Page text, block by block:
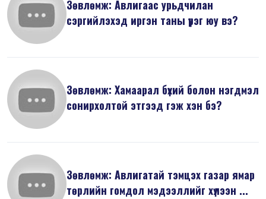
Зөвлөмж: Авлигаас урьдчилан
сэргийлэхэд иргэн таны үүрэг юу вэ?
Зөвлөмж: Хамаарал бүхий болон нэгдмэл
сонирхолтой этгээд гэж хэн бэ?
Зөвлөмж: Авлигатай тэмцэх газар ямар
төрлийн гомдол мэдээллийг хүлээн ...